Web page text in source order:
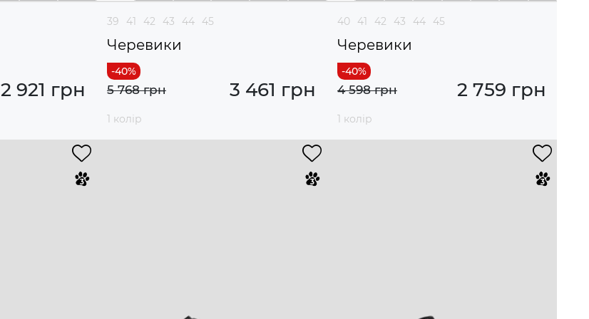
2 921 грн
39 41 42 43 44 45
Черевики
3 461 грн
5 768 грн
1 колір
40 41 42 43 44 45
Черевики
2 759 грн
4 598 грн
1 колір